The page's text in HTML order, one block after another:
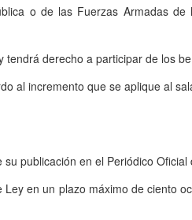
o de las Fuerzas Armadas
derecho a participar de los
al incremento que se aplique al
publicación en el Periódico Oficial
en un plazo máximo de ciento